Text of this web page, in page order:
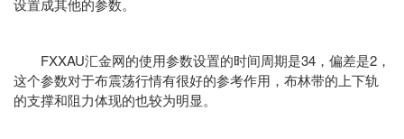
设置成其他的参数。
FXXAU汇金网的使用参数设置的时间周期是34，偏差是2，
这个参数对于布震荡行情有很好的参考作用，布林带的上下轨
的支撑和阻力体现的也较为明显。